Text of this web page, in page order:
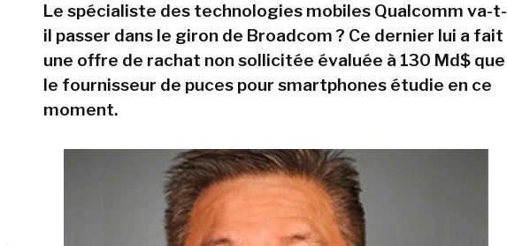
Le spécialiste des technologies mobiles Qualcomm va-t-
il passer dans le giron de Broadcom ? Ce dernier lui a fait
une offre de rachat non sollicitée évaluée à 130 Md$ que
le fournisseur de puces pour smartphones étudie en ce
moment.